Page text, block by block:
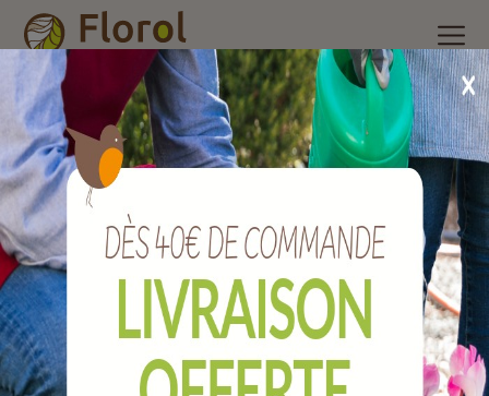
Accueil Nos produits /Engrais et produits phytosanitaire/
Soins des maladies des plantes / Maladie du potager bio, 100 g
solabiol.